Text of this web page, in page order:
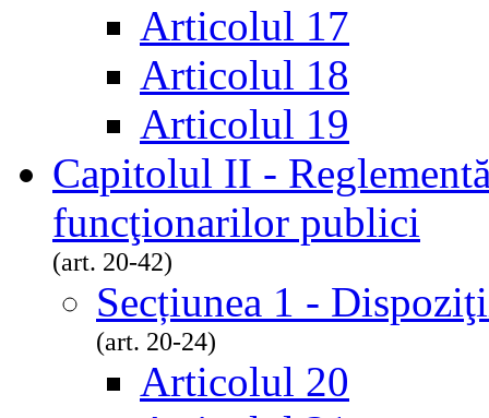
Articolul 17
Articolul 18
Articolul 19
Capitolul II -
funcţionarilor publici
(art. 20-42)
Secțiunea 1 -
(art. 20-24)
Articolul 20